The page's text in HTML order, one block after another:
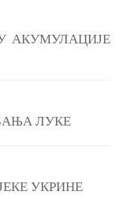
АКУМУЛАЦИЈЕ
ЛУКЕ
УКРИНЕ